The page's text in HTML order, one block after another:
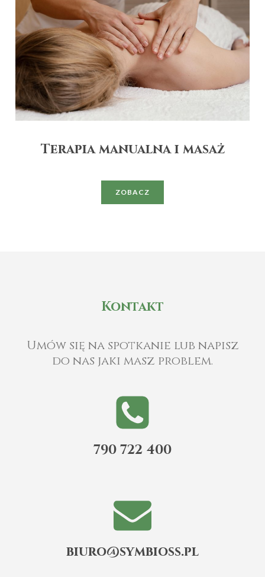
Terapia manualna i masaż
ZOBACZ
Kontakt
Umów się na spotkanie lub napisz
do nas jaki masz problem.
790 722 400
biuro@symbioss.pl